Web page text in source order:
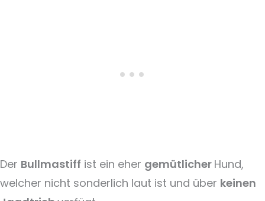
Der Bullmastiff ist ein eher gemütlicher Hund,
welcher nicht sonderlich laut ist und über keinen